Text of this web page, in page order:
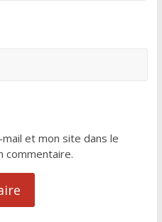
et mon site dans le
commentaire.